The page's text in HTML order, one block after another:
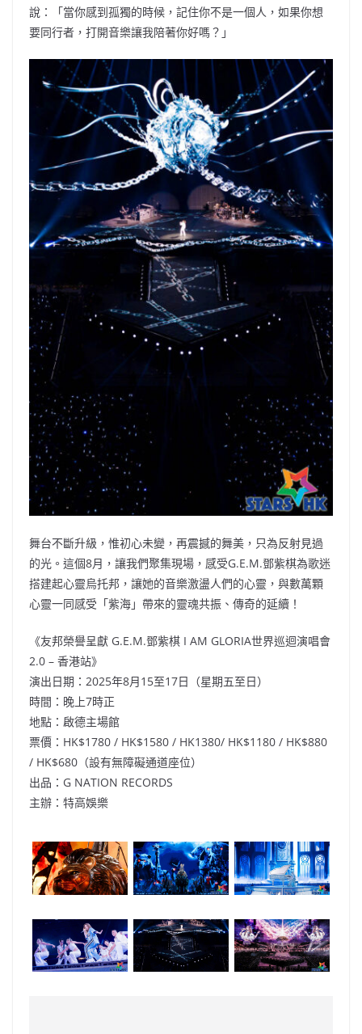
說：「當你感到孤獨的時候，記住你不是一個人，如果你想
要同行者，打開音樂讓我陪著你好嗎？」
舞台不斷升級，惟初心未變，再震撼的舞美，只為反射見過
的光。這個8月，讓我們聚集現場，感受G.E.M.鄧紫棋為歌迷
搭建起心靈烏托邦，讓她的音樂激盪人們的心靈，與數萬顆
心靈一同感受「紫海」帶來的靈魂共振、傳奇的延續！
《友邦榮譽呈獻 G.E.M.鄧紫棋 I AM GLORIA世界巡迴演唱會
2.0 – 香港站》
演出日期：2025年8月15至17日（星期五至日）
時間：晚上7時正
地點：啟德主場館
票價：HK$1780 / HK$1580 / HK1380/ HK$1180 / HK$880
/ HK$680（設有無障礙通道座位）
出品：G NATION RECORDS
主辦：特高娛樂